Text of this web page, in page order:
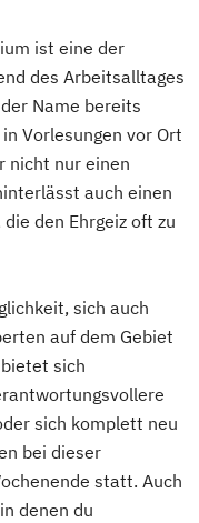
Arbeit
ist eine der
des Arbeitsalltages
Name bereits
Vorlesungen vor Ort
nicht nur einen
auch einen
den Ehrgeiz oft zu
sich auch
auf dem Gebiet
sich
sich komplett neu
bei dieser
statt. Auch
denen du